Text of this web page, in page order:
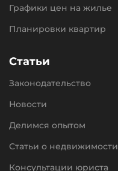
Графики цен на жилье
Планировки квартир
Статьи
Законодательство
Новости
Делимся опытом
Статьи о недвижимости
Консультации юриста